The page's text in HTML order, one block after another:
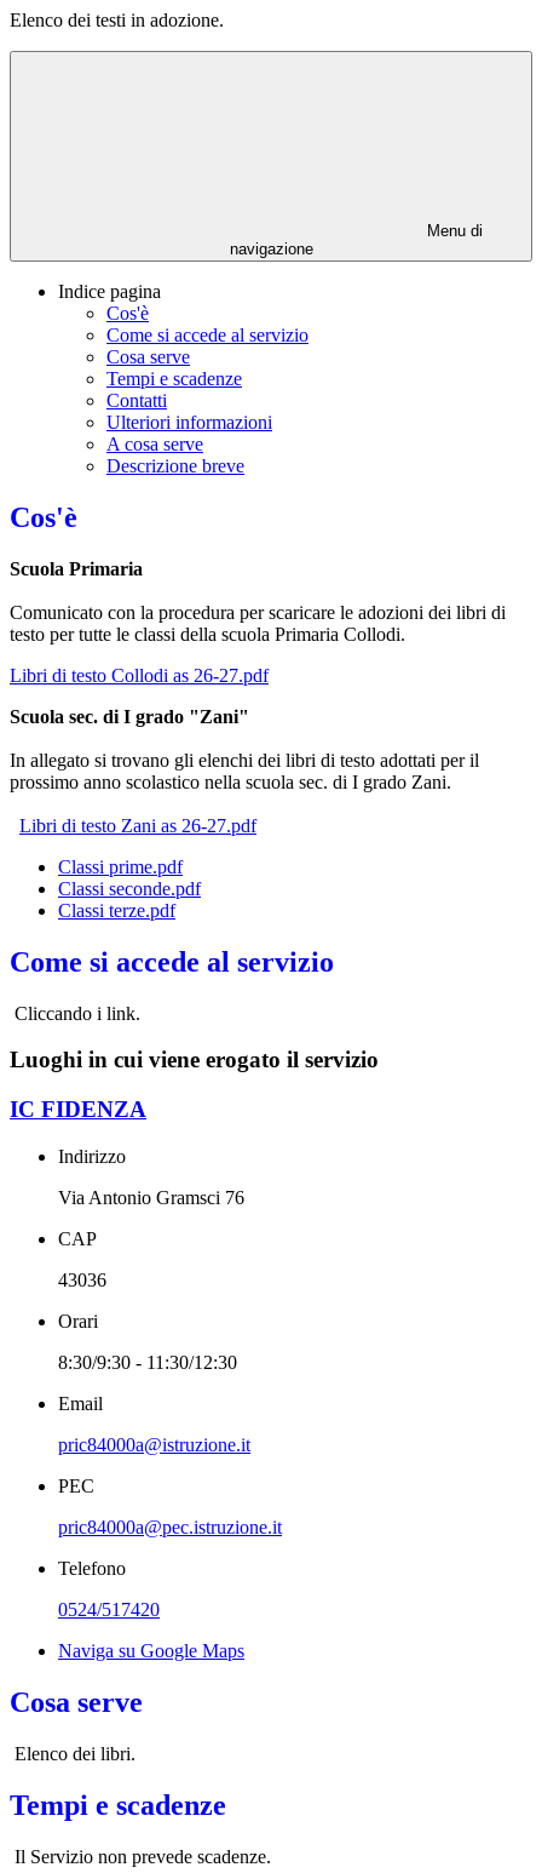
Elenco dei testi in adozione.
Menu di
navigazione
Indice pagina
Cos'è
Come si accede al servizio
Cosa serve
Tempi e scadenze
Contatti
Ulteriori informazioni
A cosa serve
Descrizione breve
Cos'è
Scuola Primaria
Comunicato con la procedura per scaricare le adozioni dei libri di
testo per tutte le classi della scuola Primaria Collodi.
Libri di testo Collodi as 26-27.pdf
Scuola sec. di I grado "Zani"
In allegato si trovano gli elenchi dei libri di testo adottati per il
prossimo anno scolastico nella scuola sec. di I grado Zani.
Libri di testo Zani as 26-27.pdf
Classi prime.pdf
Classi seconde.pdf
Classi terze.pdf
Come si accede al servizio
Cliccando i link.
Luoghi in cui viene erogato il servizio
IC FIDENZA
Indirizzo
Via Antonio Gramsci 76
CAP
43036
Orari
8:30/9:30 - 11:30/12:30
Email
pric84000a@istruzione.it
PEC
pric84000a@pec.istruzione.it
Telefono
0524/517420
Naviga su Google Maps
Cosa serve
Elenco dei libri.
Tempi e scadenze
Il Servizio non prevede scadenze.